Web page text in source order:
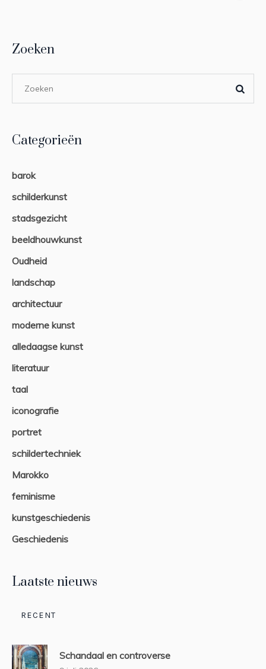
Zoeken
Categorieën
barok
schilderkunst
stadsgezicht
beeldhouwkunst
Oudheid
landschap
architectuur
moderne kunst
alledaagse kunst
literatuur
taal
iconografie
portret
schildertechniek
Marokko
feminisme
kunstgeschiedenis
Geschiedenis
Laatste nieuws
RECENT
Schandaal en controverse